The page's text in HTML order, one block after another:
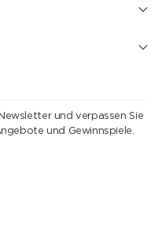
und verpassen Sie
und Gewinnspiele.